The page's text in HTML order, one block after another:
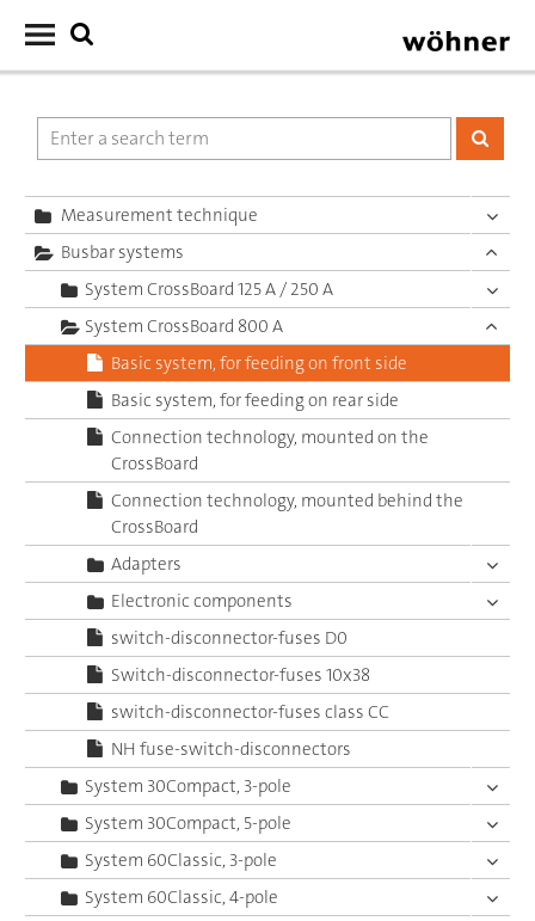
Measurement technique
Busbar systems
System CrossBoard 125 A / 250 A
System CrossBoard 800 A
Basic system, for feeding on front side
Basic system, for feeding on rear side
Connection technology, mounted on the
CrossBoard
Connection technology, mounted behind the
CrossBoard
Adapters
Electronic components
switch-disconnector-fuses D0
Switch-disconnector-fuses 10x38
switch-disconnector-fuses class CC
NH fuse-switch-disconnectors
System 30Compact, 3-pole
System 30Compact, 5-pole
System 60Classic, 3-pole
System 60Classic, 4-pole